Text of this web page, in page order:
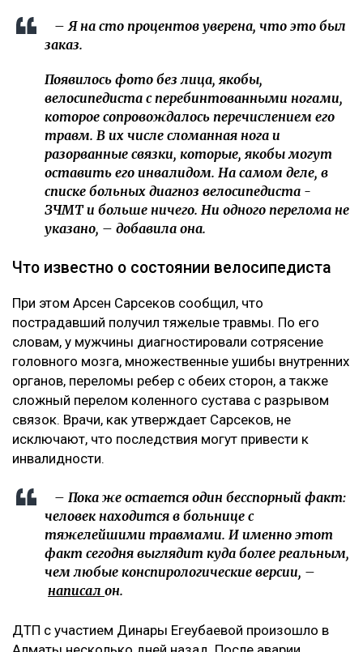
– Я на сто процентов уверена, что это был
заказ.
Появилось фото без лица, якобы,
велосипедиста с перебинтованными ногами,
которое сопровождалось перечислением его
травм. В их числе сломанная нога и
разорванные связки, которые, якобы могут
оставить его инвалидом. На самом деле, в
списке больных диагноз велосипедиста -
ЗЧМТ и больше ничего. Ни одного перелома не
указано, – добавила она.
Что известно о состоянии велосипедиста
При этом Арсен Сарсеков сообщил, что
пострадавший получил тяжелые травмы. По его
словам, у мужчины диагностировали сотрясение
головного мозга, множественные ушибы внутренних
органов, переломы ребер с обеих сторон, а также
сложный перелом коленного сустава с разрывом
связок. Врачи, как утверждает Сарсеков, не
исключают, что последствия могут привести к
инвалидности.
– Пока же остается один бесспорный факт:
человек находится в больнице с
тяжелейшими травмами. И именно этот
факт сегодня выглядит куда более реальным,
чем любые конспирологические версии, –
написал он.
ДТП с участием Динары Егеубаевой произошло в